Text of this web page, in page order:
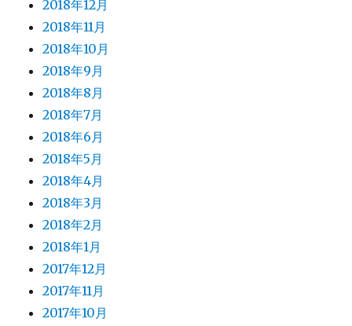
2018年12月
2018年11月
2018年10月
2018年9月
2018年8月
2018年7月
2018年6月
2018年5月
2018年4月
2018年3月
2018年2月
2018年1月
2017年12月
2017年11月
2017年10月